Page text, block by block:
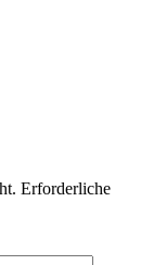
Erforderliche